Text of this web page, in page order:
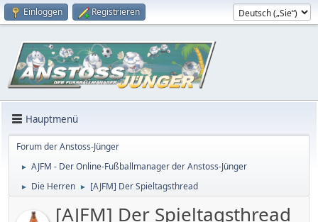
Einloggen Registrieren
Hauptmenü
Forum der Anstoss-Jünger
► AJFM - Der Online-Fußballmanager der Anstoss-Jünger
► Die Herren ► [AJFM] Der Spieltagsthread
[AJFM] Der Spieltagsthread